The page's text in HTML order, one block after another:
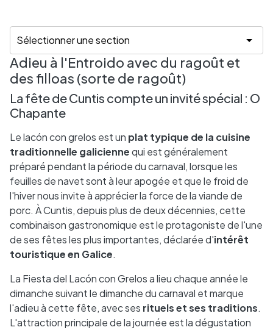
Adieu à l'Entroido avec du ragoût et
des filloas (sorte de ragoût)
La fête de Cuntis compte un invité spécial : O
Chapante
Le lacón con grelos est un plat typique de la cuisine
traditionnelle galiciennequi est généralement
préparé pendant la période du carnaval, lorsque les
feuilles de navet sont à leur apogée et que le froid de
l'hiver nous invite à apprécier la force de la viande de
porc. À Cuntis, depuis plus de deux décennies, cette
combinaison gastronomique est le protagoniste de l'une
de ses fêtes les plus importantes, déclarée d'intérêt
touristique en Galice.
La Fiesta del Lacón con Grelos a lieu chaque année le
dimanche suivant le dimanche du carnaval et marque
l'adieu à cette fête, avec ses rituels et ses traditions.
L'attraction principale de la journée est la dégustation